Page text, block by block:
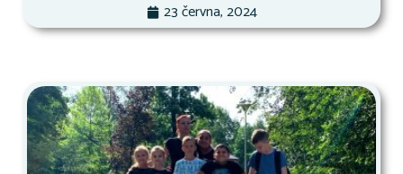
23 června, 2024